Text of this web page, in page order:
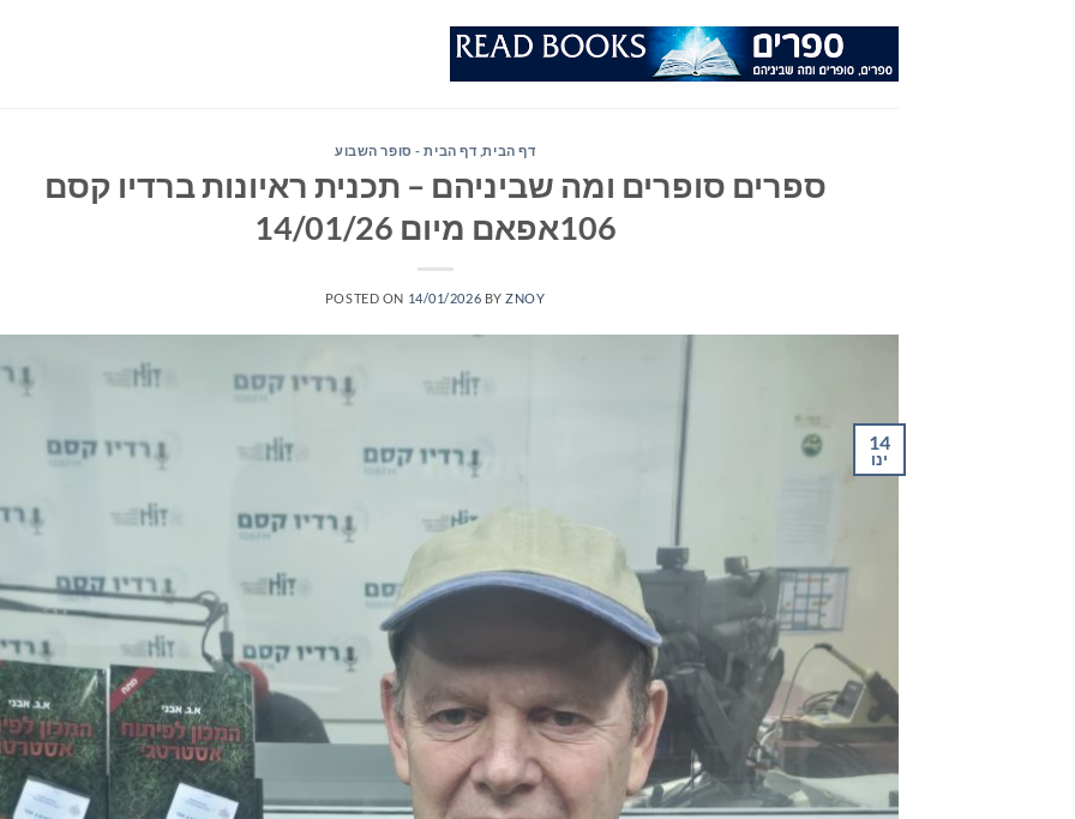
דף הבית, דף הבית - סופר השבוע
ספרים סופרים ומה שביניהם – תכנית ראיונות ברדיו קסם
106אפאם מיום 14/01/26
POSTED ON 14/01/2026 BYZNOY
14
ינו